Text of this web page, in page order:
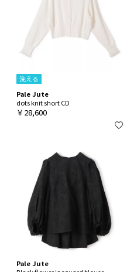
洗える
Pale Jute
dots knit short CD
￥28,600
Pale Jute